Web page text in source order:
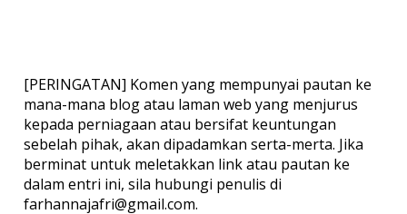
[PERINGATAN] Komen yang mempunyai pautan ke
mana-mana blog atau laman web yang menjurus
kepada perniagaan atau bersifat keuntungan
sebelah pihak, akan dipadamkan serta-merta. Jika
berminat untuk meletakkan link atau pautan ke
dalam entri ini, sila hubungi penulis di
farhannajafri@gmail.com.